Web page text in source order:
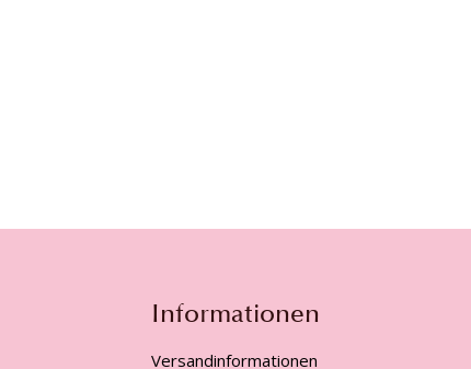
Informationen
Versandinformationen